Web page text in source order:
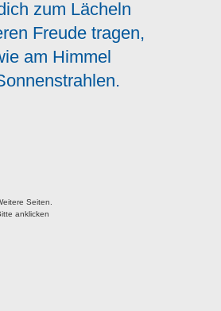
zum Lächeln
Freude tragen,
am Himmel
Seiten.
anklicken